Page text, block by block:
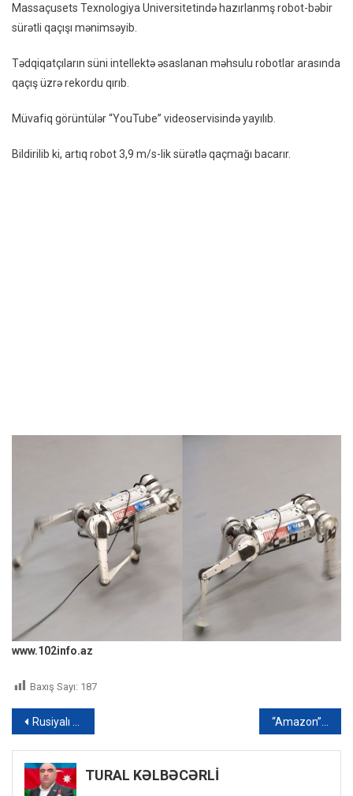
Massaçusets Texnologiya Universitetində hazırlanmş robot-bəbir
sürətli qaçışı mənimsəyib.
Tədqiqatçıların süni intellektə əsaslanan məhsulu robotlar arasında
qaçış üzrə rekordu qırıb.
Müvafiq görüntülər “YouTube” videoservisində yayılıb.
Bildirilib ki, artıq robot 3,9 m/s-lik sürətlə qaçmağı bacarır.
www.102info.az
Baxış Sayı: 187
Yazı
naviqasiyası
Rusiyalı ata məktəbli qızını polisə verdi
TURAL KƏLBƏCƏRLİ